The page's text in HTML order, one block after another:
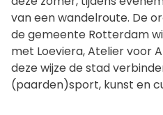
van een wandelroute. De
de gemeente Rotterdam
met Loeviera, Atelier voor
deze wijze de stad
(paarden)sport, kunst en